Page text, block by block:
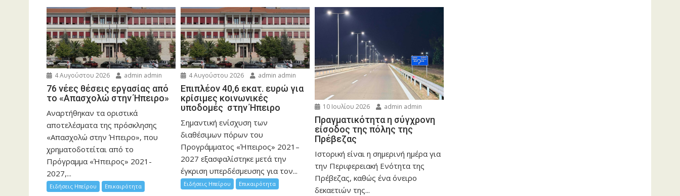
4 Αυγούστου 2026 admin admin
76 νέες θέσεις εργασίας από
το «Απασχολώ στην Ήπειρο»
Αναρτήθηκαν τα οριστικά
αποτελέσματα της πρόσκλησης
«Απασχολώ στην Ήπειρο», που
χρηματοδοτείται από το
Πρόγραμμα «Ήπειρος» 2021-
2027,...
Ειδήσεις Ηπείρου Επικαιρότητα
4 Αυγούστου 2026 admin admin
Επιπλέον 40,6 εκατ. ευρώ για
κρίσιμες κοινωνικές
υποδομές στην Ήπειρο
Σημαντική ενίσχυση των
διαθέσιμων πόρων του
Προγράμματος «Ήπειρος» 2021–
2027 εξασφαλίστηκε μετά την
έγκριση υπερδέσμευσης για τον...
Ειδήσεις Ηπείρου Επικαιρότητα
10 Ιουλίου 2026 admin admin
Πραγματικότητα η σύγχρονη
είσοδος της πόλης της
Πρέβεζας
Ιστορική είναι η σημερινή ημέρα για
την Περιφερειακή Ενότητα της
Πρέβεζας, καθώς ένα όνειρο
δεκαετιών της...